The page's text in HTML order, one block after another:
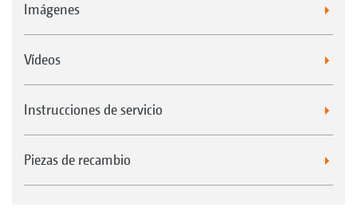
Imágenes
Vídeos
Instrucciones de servicio
Piezas de recambio